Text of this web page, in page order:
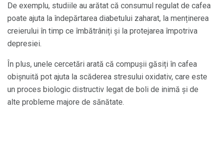
De exemplu, studiile au arătat că consumul regulat de cafea
poate ajuta la îndepărtarea diabetului zaharat, la menținerea
creierului în timp ce îmbătrâniți și la protejarea împotriva
depresiei.
În plus, unele cercetări arată că compușii găsiți în cafea
obișnuită pot ajuta la scăderea stresului oxidativ, care este
un proces biologic distructiv legat de boli de inimă și de
alte probleme majore de sănătate.